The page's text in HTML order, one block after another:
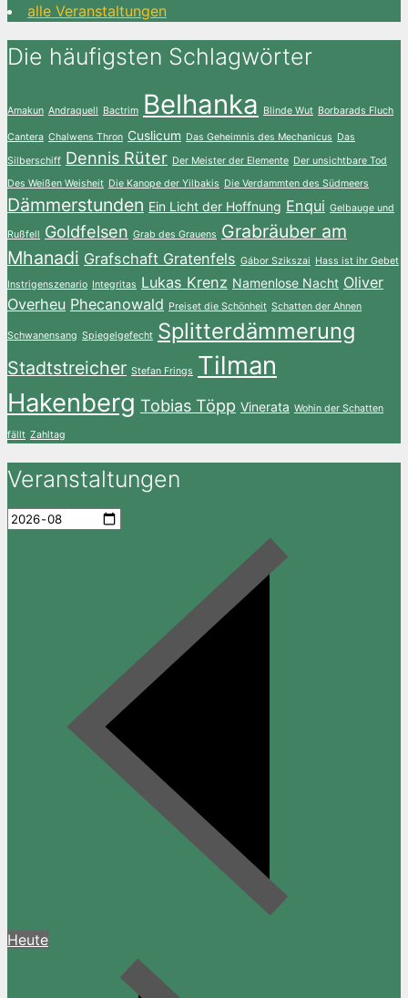
alle Veranstaltungen
Die häufigsten Schlagwörter
Amakun Andraquell Bactrim Belhanka Blinde Wut Borbarads Fluch
Cantera Chalwens Thron Cuslicum Das Geheimnis des Mechanicus Das
Silberschiff Dennis Rüter Der Meister der Elemente Der unsichtbare Tod
Des Weißen Weisheit Die Kanope der Yilbakis Die Verdammten des Südmeers
Dämmerstunden Ein Licht der Hoffnung Enqui Gelbauge und
Rußfell Goldfelsen Grab des Grauens Grabräuber am
Mhanadi Grafschaft Gratenfels Gábor Szikszai Hass ist ihr Gebet
Instrigenszenario Integritas Lukas Krenz Namenlose Nacht Oliver
Overheu Phecanowald Preiset die Schönheit Schatten der Ahnen
Schwanensang Spiegelgefecht Splitterdämmerung
Stadtstreicher Stefan Frings Tilman
Hakenberg Tobias Töpp Vinerata Wohin der Schatten
fällt Zahltag
Veranstaltungen
Heute